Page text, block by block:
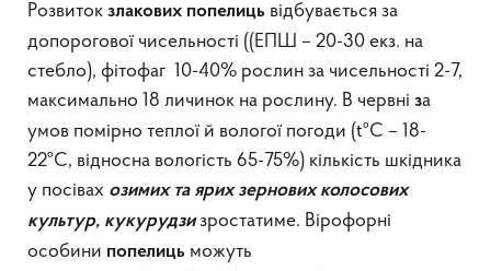
Розвиток злакових попелиць відбувається за
допорогової чисельності ((ЕПШ – 20-30 екз. на
стебло), фітофаг 10-40% рослин за чисельності 2-7,
максимально 18 личинок на рослину. В червні за
умов помірно теплої й вологої погоди (tºС – 18-
22ºС, відносна вологість 65-75%) кількість шкідника
у посівах озимих та ярих зернових колосових
культур, кукурудзизростатиме. Вірофорні
особини попелиць можуть